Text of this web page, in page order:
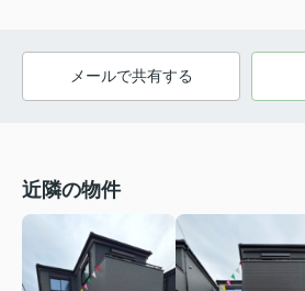
メールで共有する
近隣の物件